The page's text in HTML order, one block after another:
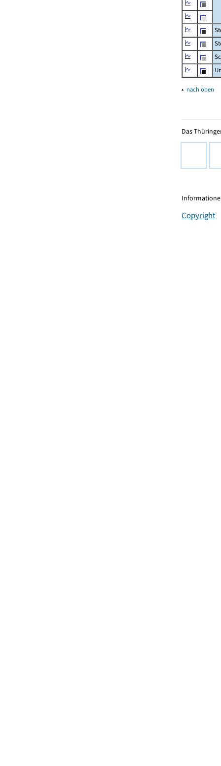
▴ nach oben
Das
Copyright